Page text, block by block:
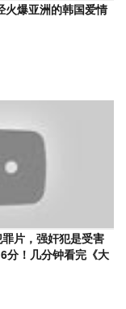
火爆亚洲的韩国爱情
罪片，强奸犯是受害
分！几分钟看完《大